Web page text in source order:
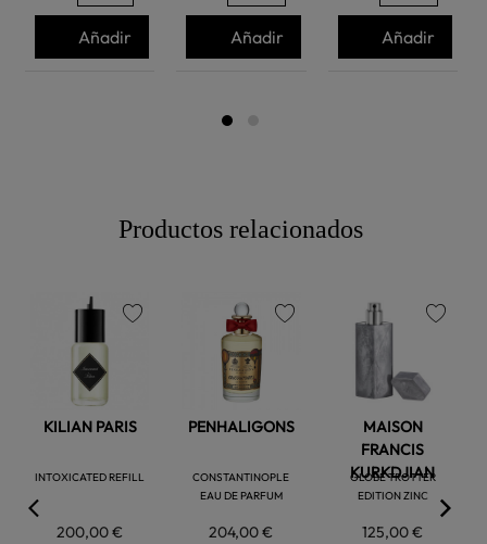
Añadir Añadir Añadir
Productos relacionados
KILIAN PARIS
INTOXICATED REFILL
200,00 €
PENHALIGONS
CONSTANTINOPLE
EAU DE PARFUM
204,00 €
MAISON
FRANCIS
KURKDJIAN
GLOBE TROTTER
EDITION ZINC
125,00 €